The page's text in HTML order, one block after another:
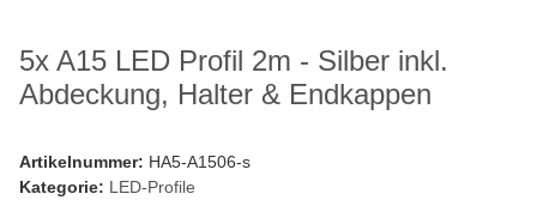
5x A15 LED Profil 2m - Silber inkl.
Abdeckung, Halter & Endkappen
Artikelnummer: HA5-A1506-s
Kategorie: LED-Profile